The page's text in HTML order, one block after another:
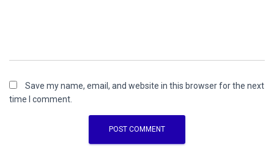
Save my name, email, and website in this browser for the next
time I comment.